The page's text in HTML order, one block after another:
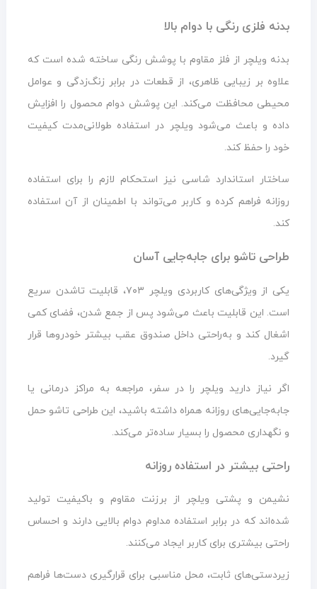
بدنه فلزی رنگی با دوام بالا
بدنه ویلچر از فلز مقاوم با پوشش رنگی ساخته شده است که
علاوه بر زیبایی ظاهری، از قطعات در برابر زنگ‌زدگی و عوامل
محیطی محافظت می‌کند. این پوشش دوام محصول را افزایش
داده و باعث می‌شود ویلچر در استفاده طولانی‌مدت کیفیت
خود را حفظ کند.
ساختار استاندارد شاسی نیز استحکام لازم را برای استفاده
روزانه فراهم کرده و کاربر می‌تواند با اطمینان از آن استفاده
کند.
طراحی تاشو برای جابه‌جایی آسان
یکی از ویژگی‌های کاربردی ویلچر ۷۰۳، قابلیت تاشدن سریع
است. این قابلیت باعث می‌شود پس از جمع شدن، فضای کمی
اشغال کند و به‌راحتی داخل صندوق عقب بیشتر خودروها قرار
گیرد.
اگر نیاز دارید ویلچر را در سفر، مراجعه به مراکز درمانی یا
جابه‌جایی‌های روزانه همراه داشته باشید، این طراحی تاشو حمل
و نگهداری محصول را بسیار ساده‌تر می‌کند.
راحتی بیشتر در استفاده روزانه
نشیمن و پشتی ویلچر از برزنت مقاوم و باکیفیت تولید
شده‌اند که در برابر استفاده مداوم دوام بالایی دارند و احساس
راحتی بیشتری برای کاربر ایجاد می‌کنند.
زیردستی‌های ثابت، محل مناسبی برای قرارگیری دست‌ها فراهم